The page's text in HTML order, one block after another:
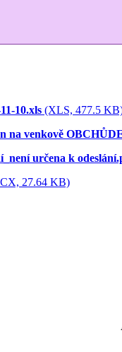
10.xls (XLS, 477.5
na venkově
určena k
27.64 KB)